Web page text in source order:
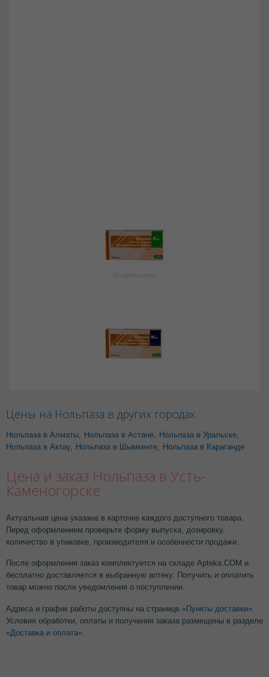
Цены на Нольпаза в других городах
Нольпаза в Алматы Нольпаза в Астане Нольпаза в Уральске
Нольпаза в Актау, Нольпаза в Шымкенте Нольпаза в Караганде
Цена и заказ Нольпаза в Усть-
Каменогорске
Актуальная цена указана в карточке каждого доступного товара.
Перед оформлением проверьте форму выпуска, дозировку,
количество в упаковке, производителя и особенности продажи.
После оформления заказ комплектуется на складе Apteka.COM и
бесплатно доставляется в выбранную аптеку. Получить и оплатить
товар можно после уведомления о поступлении.
Адреса и график работы доступны на странице «Пункты доставки»
Условия обработки, оплаты и получения заказа размещены в разделе
«Доставка и оплата»